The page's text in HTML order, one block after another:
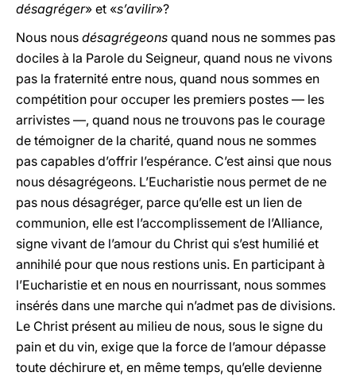
désagréger» et «s’avilir»?
Nous nous désagrégeons quand nous ne sommes pas
dociles à la Parole du Seigneur, quand nous ne vivons
pas la fraternité entre nous, quand nous sommes en
compétition pour occuper les premiers postes — les
arrivistes —, quand nous ne trouvons pas le courage
de témoigner de la charité, quand nous ne sommes
pas capables d’offrir l’espérance. C’est ainsi que nous
nous désagrégeons. L’Eucharistie nous permet de ne
pas nous désagréger, parce qu’elle est un lien de
communion, elle est l’accomplissement de l’Alliance,
signe vivant de l’amour du Christ qui s’est humilié et
annihilé pour que nous restions unis. En participant à
l’Eucharistie et en nous en nourrissant, nous sommes
insérés dans une marche qui n’admet pas de divisions.
Le Christ présent au milieu de nous, sous le signe du
pain et du vin, exige que la force de l’amour dépasse
toute déchirure et, en même temps, qu’elle devienne